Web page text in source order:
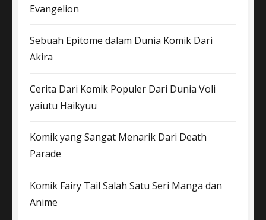
Evangelion
Sebuah Epitome dalam Dunia Komik Dari
Akira
Cerita Dari Komik Populer Dari Dunia Voli
yaiutu Haikyuu
Komik yang Sangat Menarik Dari Death
Parade
Komik Fairy Tail Salah Satu Seri Manga dan
Anime